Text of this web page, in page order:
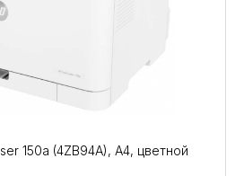
150a (4ZB94A), A4, цветной